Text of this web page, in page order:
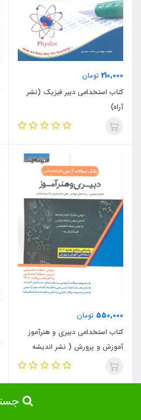
210,000 تومان
کتاب استخدامی دبیر فیزیک (نشر
آراه)
550,000 تومان
کتاب استخدامی دبیری و هنرآموز
آموزش و پرورش ( نشر اندیشه
ارشد )
جستجو